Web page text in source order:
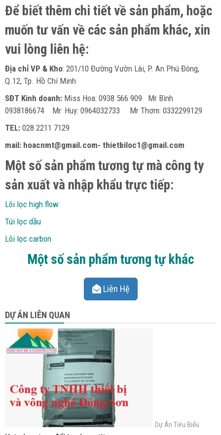
Để biết thêm chi tiết về sản phẩm, hoặc
muốn tư vấn về các sản phẩm khác, xin
vui lòng liên hệ:
Địa chỉ VP & Kho: 201/10 Đường Vườn Lài, P. An Phú Đông,
Q.12, Tp. Hồ Chí Minh
SĐT Kinh doanh: Miss Hoa: 0938 566 909 Mr Bình
0938186674 Mr: Huy: 0964032733 Mr Thơm: 0332299129
TEL: 028 2211 7129
mail: hoacnmt@gmail.com- thietbiloc1@gmail.com
Một số sản phẩm tương tự mà công ty
sản xuất và nhập khẩu trực tiếp:
Lõi lọc high flow
Túi lọc dầu
Lõi lọc carbon
Một số sản phẩm tương tự khác
Liên Hệ
DỰ ÁN LIÊN QUAN
Dự Án Tiêu Biểu